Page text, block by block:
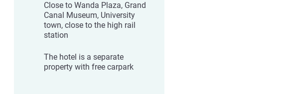
Close to Wanda Plaza, Grand
Canal Museum, University
town, close to the high rail
station
The hotel is a separate
property with free carpark